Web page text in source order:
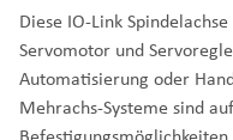
Diese IO-Link
Servomotor und
Automatisierung oder
Mehrachs-Systeme sind